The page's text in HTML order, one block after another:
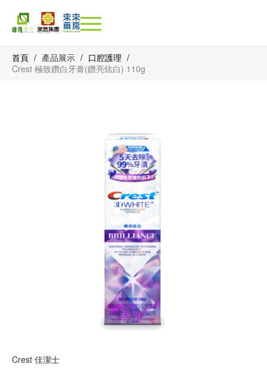
首頁 / 產品展示 / 口腔護理 /
Crest 極致鑽白牙膏(鑽亮炫白) 110g
Crest 佳潔士